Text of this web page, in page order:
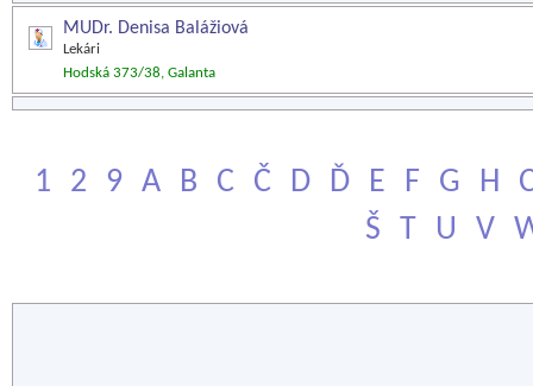
MUDr. Denisa Balážiová
Lekári
Hodská 373/38, Galanta
1 2 9 A B C Č D Ď E F G H
Š
T U V